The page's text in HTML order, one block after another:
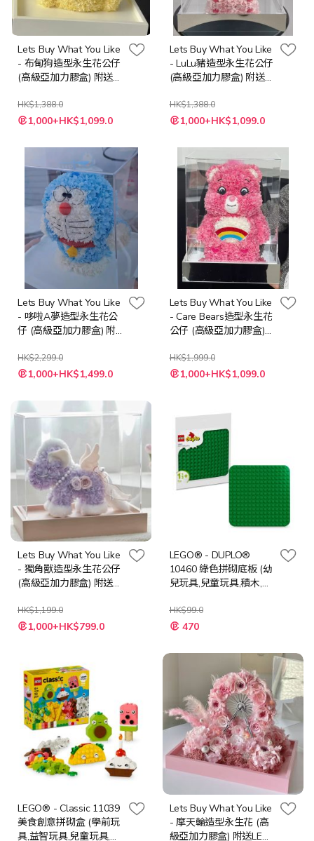
Lets Buy What You Like
- 布甸狗造型永生花公仔
(高級亞加力膠盒) 附送
HK$1,388.0
特
殊
格
1,000+HK$1,099.0
Lets Buy What You Like
- LuLu豬造型永生花公仔
(高級亞加力膠盒) 附送
HK$1,388.0
特
殊 1,000+HK$1,099.0
Lets Buy What You Like
- 哆啦A夢造型永生花公
仔 (高級亞加力膠盒) 附
卡
HK$2,299.0
特
殊
格
1,000+HK$1,499.0
Lets Buy What You Like
- Care Bears造型永生花
公仔 (高級亞加力膠盒)
意卡
HK$1,999.0
特
殊 1,000+HK$1,099.0
Lets Buy What You Like
- 獨角獸造型永生花公仔
(高級亞加力膠盒) 附送
HK$1,199.0
特
殊 1,000+HK$799.0
LEGO® - DUPLO®
10460 綠色拼砌底板 (幼
兒玩具,兒童玩具,積木,易
禮物）
HK$99.0
特
殊
格
470
LEGO® - Classic 11039
美食創意拼砌盒 (學前玩
具,益智玩具,兒童玩具,兒
Lets Buy What You Like
- 摩天輪造型永生花 (高
級亞加力膠盒) 附送LED